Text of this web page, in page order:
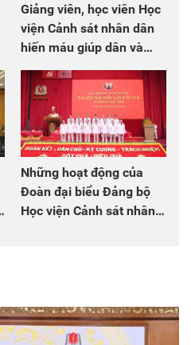
Giảng viên, học viên Học
viện Cảnh sát nhân dân
hiến máu giúp dân và
Những hoạt động của
Đoàn đại biểu Đảng bộ
Học viện Cảnh sát nhân